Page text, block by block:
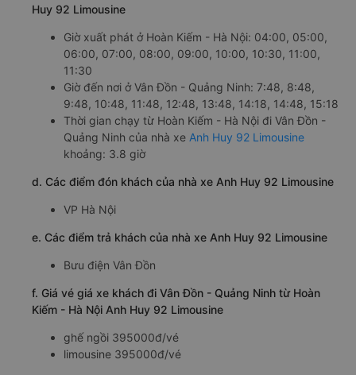
Huy 92 Limousine
Giờ xuất phát ở Hoàn Kiếm - Hà Nội: 04:00, 05:00,
06:00, 07:00, 08:00, 09:00, 10:00, 10:30, 11:00,
11:30
Giờ đến nơi ở Vân Đồn - Quảng Ninh: 7:48, 8:48,
9:48, 10:48, 11:48, 12:48, 13:48, 14:18, 14:48, 15:18
Thời gian chạy từ Hoàn Kiếm - Hà Nội đi Vân Đồn -
Quảng Ninh của nhà xe Anh Huy 92 Limousine
khoảng: 3.8 giờ
d. Các điểm đón khách của nhà xe Anh Huy 92 Limousine
VP Hà Nội
e. Các điểm trả khách của nhà xe Anh Huy 92 Limousine
Bưu điện Vân Đồn
f. Giá vé giá xe khách đi Vân Đồn - Quảng Ninh từ Hoàn
Kiếm - Hà Nội Anh Huy 92 Limousine
ghế ngồi 395000đ/vé
limousine 395000đ/vé